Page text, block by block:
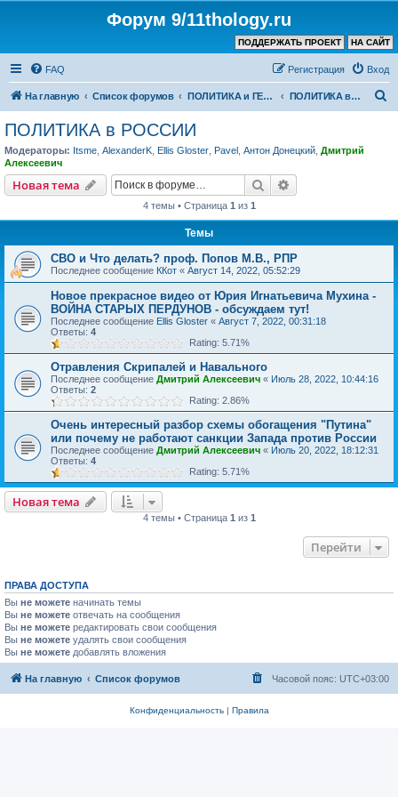
Форум 9/11thology.ru
НА САЙТ
ПОДДЕРЖАТЬ ПРОЕКТ
FAQ Вход
Регистрация
На главную Список форумов ПОЛИТИКА и ГЕОПОЛИТИКА ПОЛИТИКА в РОССИИ
ПОЛИТИКА в РОССИИ
Модераторы: Itsme AlexanderK Ellis Gloster Pavel Антон Донецкий Дмитрий
Алексеевич
Новая тема Поиск
4 темы • Страница 1 из 1
Темы
СВО и Что делать? проф. Попов М.В., РПР
Последнее сообщение ККот « Август 14, 2022, 05:52:29
Новое прекрасное видео от Юрия Игнатьевича Мухина -
ВОЙНА СТАРЫХ ПЕРДУНОВ - обсуждаем тут!
Последнее сообщение Ellis Gloster « Август 7, 2022, 00:31:18
Ответы: 4
Rating: 5.71%
Отравления Скрипалей и Навального
Последнее сообщение Дмитрий Алексеевич « Июль 28, 2022, 10:44:16
Ответы: 2
Rating: 2.86%
Очень интересный разбор схемы обогащения "Путина"
или почему не работают санкции Запада против России
Последнее сообщение Дмитрий Алексеевич « Июль 20, 2022, 18:12:31
Ответы: 4
Rating: 5.71%
Новая тема
4 темы • Страница 1 из 1
Перейти
ПРАВА ДОСТУПА
Вы не можете начинать темы
Вы не можете отвечать на сообщения
Вы не можете редактировать свои сообщения
Вы не можете удалять свои сообщения
Вы не можете добавлять вложения
На главную Список форумов Часовой пояс: UTC+03:00
Конфиденциальность| Правила